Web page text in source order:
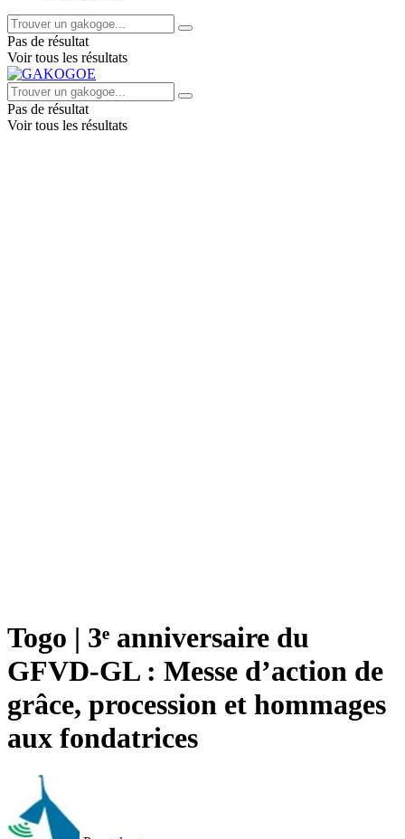
Pas de résultat
Voir tous les résultats
Pas de résultat
Voir tous les résultats
Togo | 3ᵉ anniversaire du
GFVD-GL : Messe d’action de
grâce, procession et hommages
aux fondatrices